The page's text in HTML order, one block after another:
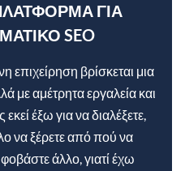
ΓΙΑ
SEO
επιχείρηση βρίσκεται μια
με αμέτρητα εργαλεία και
έξω για να διαλέξετε,
να ξέρετε από πού να
άλλο, γιατί έχω